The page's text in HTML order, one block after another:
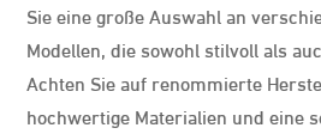
Sie eine große Auswahl an
Modellen, die sowohl stilvoll als
Achten Sie auf renommierte
hochwertige Materialien und eine